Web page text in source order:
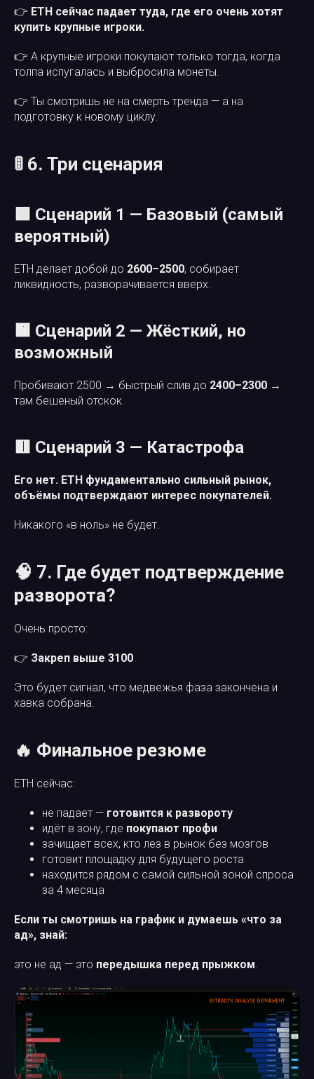
👉 ETH сейчас падает туда, где его очень хотят
купить крупные игроки.
👉 А крупные игроки покупают только тогда, когда
толпа испугалась и выбросила монеты.
👉 Ты смотришь не на смерть тренда — а на
подготовку к новому циклу.
🚦 6. Три сценария
🟩 Сценарий 1 — Базовый (самый
вероятный)
ETH делает добой до 2600–2500, собирает
ликвидность, разворачивается вверх.
🟧 Сценарий 2 — Жёсткий, но
возможный
Пробивают 2500 → быстрый слив до 2400–2300 →
там бешеный отскок.
🟥 Сценарий 3 — Катастрофа
Его нет. ETH фундаментально сильный рынок,
объёмы подтверждают интерес покупателей.
Никакого «в ноль» не будет.
🧠 7. Где будет подтверждение
разворота?
Очень просто:
👉 Закреп выше 3100
Это будет сигнал, что медвежья фаза закончена и
хавка собрана.
🔥 Финальное резюме
ETH сейчас:
не падает — готовится к развороту
идёт в зону, где покупают профи
зачищает всех, кто лез в рынок без мозгов
готовит площадку для будущего роста
находится рядом с самой сильной зоной спроса
за 4 месяца
Если ты смотришь на график и думаешь «что за
ад», знай:
это не ад — это передышка перед прыжком.